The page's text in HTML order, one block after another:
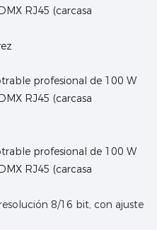
8/16 bit, con ajuste